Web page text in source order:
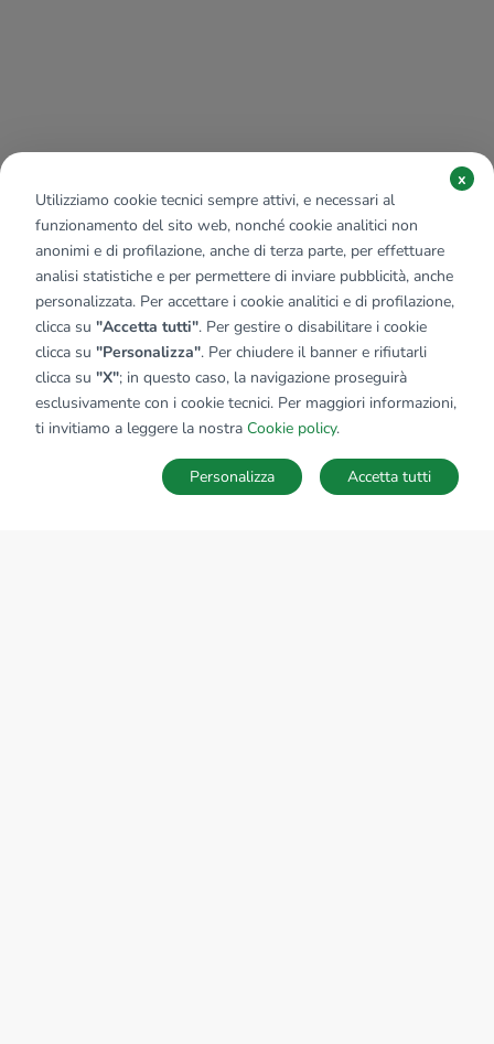
SALVA RICERCA
Utilizziamo cookie tecnici sempre attivi, e necessari al
funzionamento del sito web, nonché cookie analitici non
anonimi e di profilazione, anche di terza parte, per effettuare
analisi statistiche e per permettere di inviare pubblicità, anche
personalizzata. Per accettare i cookie analitici e di profilazione,
clicca su "Accetta tutti". Per gestire o disabilitare i cookie
clicca su "Personalizza". Per chiudere il banner e rifiutarli
clicca su "X"; in questo caso, la navigazione proseguirà
esclusivamente con i cookie tecnici. Per maggiori informazioni,
ti invitiamo a leggere la nostra Cookie policy.
x
Accetta tutti
Personalizza